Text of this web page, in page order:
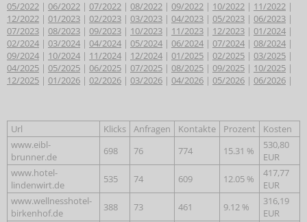
05/2022 | 06/2022 | 07/2022 | 08/2022 | 09/2022 | 10/2022 | 11/2022 |
12/2022 | 01/2023 | 02/2023 | 03/2023 | 04/2023 | 05/2023 | 06/2023 |
07/2023 | 08/2023 | 09/2023 | 10/2023 | 11/2023 | 12/2023 | 01/2024 |
02/2024 | 03/2024 | 04/2024 | 05/2024 | 06/2024 | 07/2024 | 08/2024 |
09/2024 | 10/2024 | 11/2024 | 12/2024 | 01/2025 | 02/2025 | 03/2025 |
04/2025 | 05/2025 | 06/2025 | 07/2025 | 08/2025 | 09/2025 | 10/2025 |
12/2025 | 01/2026 | 02/2026 | 03/2026 | 04/2026 | 05/2026 | 06/2026 |
Url Klicks Anfragen Kontakte Prozent
Kosten
www.eibl-
brunner.de
698 76 774 15.31 %
530,80
EUR
www.hotel-
lindenwirt.de
535 74 609 12.05 %
417,77
EUR
www.wellnesshotel-
birkenhof.de
388 73 461 9.12 %
316,19
EUR